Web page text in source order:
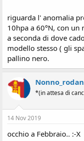
riguarda l' anomalia
10hpa a 60°N, con
a seconda di dove
modello stesso ( gli
pallino nero.
*(in attesa di
14 Nov 2019
occhio a Febbraio.. :-X